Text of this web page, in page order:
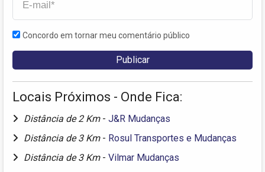
Concordo em tornar meu comentário público
Locais Próximos - Onde Fica:
Distância de 2 Km - J&R Mudanças
Distância de 3 Km - Rosul Transportes e Mudanças
Distância de 3 Km - Vilmar Mudanças